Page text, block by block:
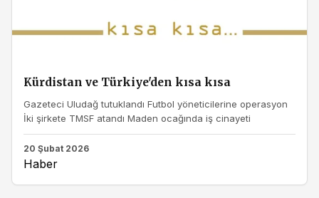
Kürdistan ve Türkiye'den kısa kısa
Gazeteci Uludağ tutuklandı Futbol yöneticilerine operasyon
İki şirkete TMSF atandı Maden ocağında iş cinayeti
20 Şubat 2026
Haber